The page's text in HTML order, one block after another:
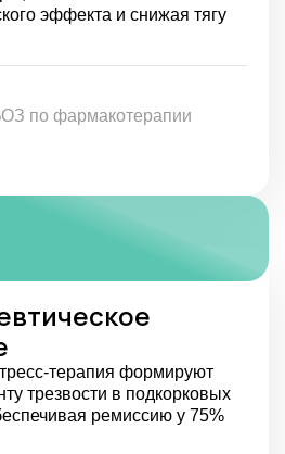
могут быть
в клинике «Детокс
способы лечения,
имеют противопоказаний. При
18 и старше 65 лет;
печени и почек;
инсультами;
расстройства.
противопоказаний перед
обязательное обследование
анализы, ЭКГ, УЗИ
узких специалистов).
эффекта и снижая тягу
по фармакотерапии
терапия формируют
трезвости в подкорковых
ремиссию у 75%